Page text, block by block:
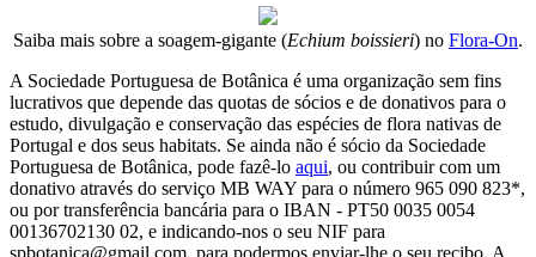
Saiba mais sobre a soagem-gigante (Echium boissieri) no Flora-On.
A Sociedade Portuguesa de Botânica é uma organização sem fins
lucrativos que depende das quotas de sócios e de donativos para o
estudo, divulgação e conservação das espécies de flora nativas de
Portugal e dos seus habitats. Se ainda não é sócio da Sociedade
Portuguesa de Botânica, pode fazê-lo aqui, ou contribuir com um
donativo através do serviço MB WAY para o número 965 090 823*,
ou por transferência bancária para o IBAN - PT50 0035 0054
00136702130 02, e indicando-nos o seu NIF para